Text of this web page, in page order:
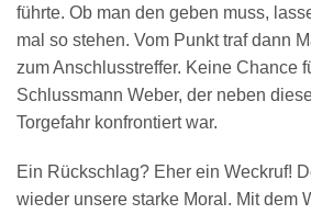
führte. Ob man den geben muss,
mal so stehen. Vom Punkt traf dann
zum Anschlusstreffer. Keine Chance
Schlussmann Weber, der neben
Torgefahr konfrontiert war.
Ein Rückschlag? Eher ein Weckruf!
wieder unsere starke Moral. Mit dem